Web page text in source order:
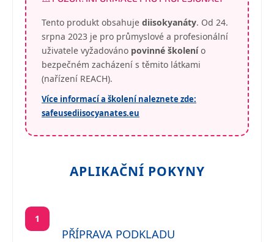
Tento produkt obsahuje diisokyanáty. Od 24.
srpna 2023 je pro průmyslové a profesionální
uživatele vyžadováno povinné školenío
bezpečném zacházení s těmito látkami
(nařízení REACH).
Více informací a školení naleznete zde:
safeusediisocyanates.eu
APLIKAČNÍ POKYNY
1
PŘÍPRAVA PODKLADU